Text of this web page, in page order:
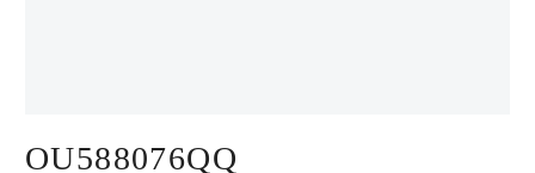
OU588076QQ